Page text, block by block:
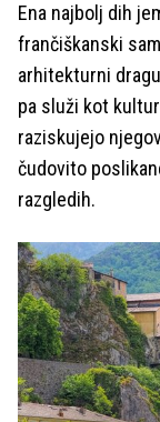
Ena najbolj dih
frančiškanski
arhitekturni
pa služi kot
raziskujejo
čudovito
razgledih.